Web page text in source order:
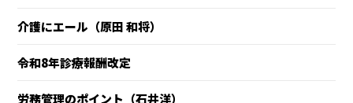
介護にエール（原田 和将）
令和8年診療報酬改定
労務管理のポイント（石井洋）